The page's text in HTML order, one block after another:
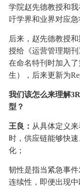
学院赵先德教授和
吁学界和业界对应
后来，赵先德教授
授给《运营管理期
在命名特刊时加入了
生），后来更新为
我们该怎么来理解
型？
王良： 从具体定义
时，供应链能够快
化；
韧性是指当紧急事
连续性，即便出现中